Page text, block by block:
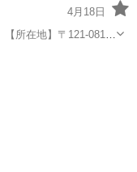
4月18日